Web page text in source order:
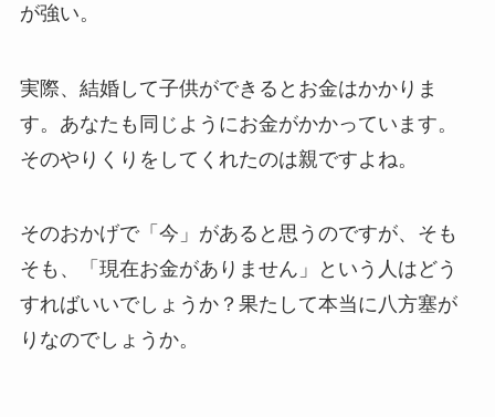
が強い。
実際、結婚して子供ができるとお金はかかりま
す。あなたも同じようにお金がかかっています。
そのやりくりをしてくれたのは親ですよね。
そのおかげで「今」があると思うのですが、そも
そも、「現在お金がありません」という人はどう
すればいいでしょうか？果たして本当に八方塞が
りなのでしょうか。